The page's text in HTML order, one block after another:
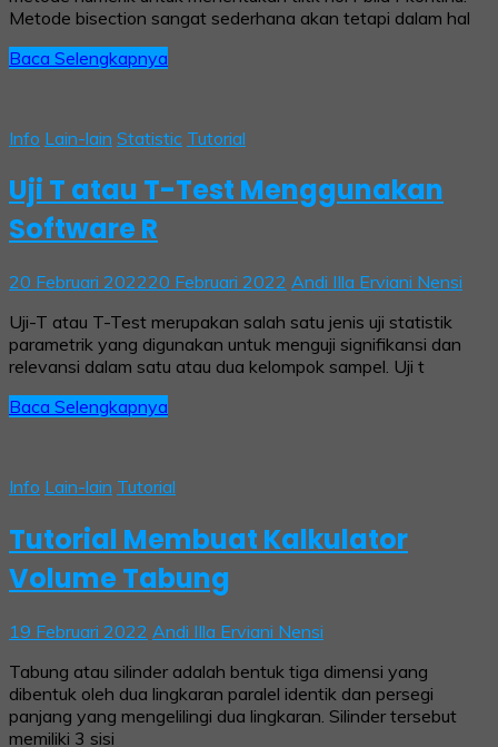
Metode bisection sangat sederhana akan tetapi dalam hal
Baca Selengkapnya
Info Lain-lain Statistic Tutorial
Uji T atau T-Test Menggunakan
Software R
20 Februari 202220 Februari 2022 Andi IIla Erviani Nensi
Uji-T atau T-Test merupakan salah satu jenis uji statistik
parametrik yang digunakan untuk menguji signifikansi dan
relevansi dalam satu atau dua kelompok sampel. Uji t
Baca Selengkapnya
Info Lain-lain Tutorial
Tutorial Membuat Kalkulator
Volume Tabung
19 Februari 2022 Andi IIla Erviani Nensi
Tabung atau silinder adalah bentuk tiga dimensi yang
dibentuk oleh dua lingkaran paralel identik dan persegi
panjang yang mengelilingi dua lingkaran. Silinder tersebut
memiliki 3 sisi